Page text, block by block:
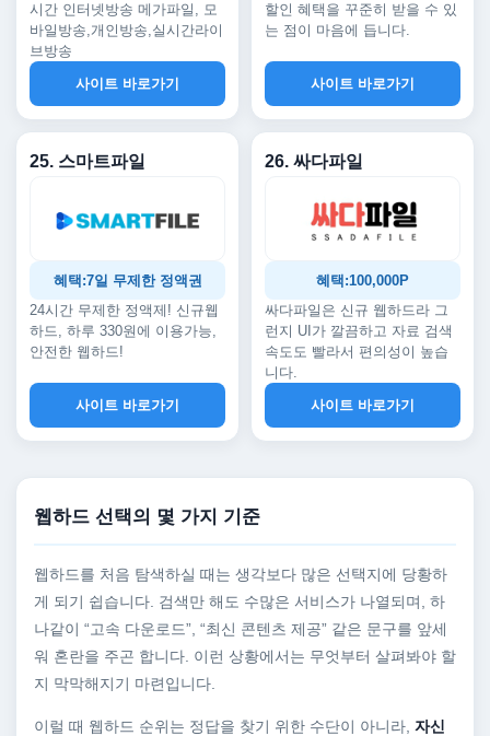
시간 인터넷방송 메가파일, 모
바일방송,개인방송,실시간라이
브방송
사이트 바로가기
할인 혜택을 꾸준히 받을 수 있
는 점이 마음에 듭니다.
사이트 바로가기
25. 스마트파일
혜택:7일 무제한 정액권
24시간 무제한 정액제! 신규웹
하드, 하루 330원에 이용가능,
안전한 웹하드!
사이트 바로가기
26. 싸다파일
혜택:100,000P
싸다파일은 신규 웹하드라 그
런지 UI가 깔끔하고 자료 검색
속도도 빨라서 편의성이 높습
니다.
사이트 바로가기
웹하드 선택의 몇 가지 기준
웹하드를 처음 탐색하실 때는 생각보다 많은 선택지에 당황하
게 되기 쉽습니다. 검색만 해도 수많은 서비스가 나열되며, 하
나같이 “고속 다운로드”, “최신 콘텐츠 제공” 같은 문구를 앞세
워 혼란을 주곤 합니다. 이런 상황에서는 무엇부터 살펴봐야 할
지 막막해지기 마련입니다.
이럴 때 웹하드 순위는 정답을 찾기 위한 수단이 아니라, 자신